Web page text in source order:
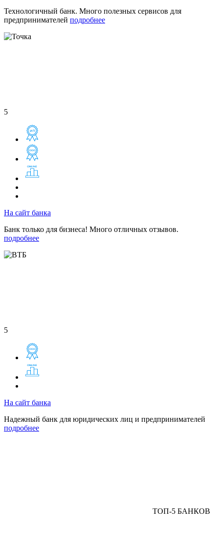
Технологичный банк. Много полезных сервисов для
предпринимателей подробнее
5
На сайт банка
Банк только для бизнеса! Много отличных отзывов.
подробнее
5
На сайт банка
Надежный банк для юридических лиц и предпринимателей
подробнее
ТОП-5 БАНКОВ